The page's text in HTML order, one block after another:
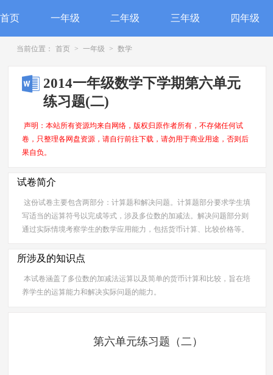
首页 一年级 二年级 三年级 四年级
当前位置： 首页 > 一年级 > 数学
2014一年级数学下学期第六单元
练习题(二)
声明：本站所有资源均来自网络，版权归原作者所有，不存储任何试
卷，只整理各网盘资源，请自行前往下载，请勿用于商业用途，否则后
果自负。
试卷简介
这份试卷主要包含两部分：计算题和解决问题。计算题部分要求学生填
写适当的运算符号以完成等式，涉及多位数的加减法。解决问题部分则
通过实际情境考察学生的数学应用能力，包括货币计算、比较价格等。
所涉及的知识点
本试卷涵盖了多位数的加减法运算以及简单的货币计算和比较，旨在培
养学生的运算能力和解决实际问题的能力。
第六单元练习题（二）